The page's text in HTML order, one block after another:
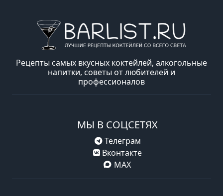
Рецепты самых вкусных коктейлей, алкогольные
напитки, советы от любителей и
профессионалов
МЫ В СОЦСЕТЯХ
Телеграм
Вконтакте
MAX